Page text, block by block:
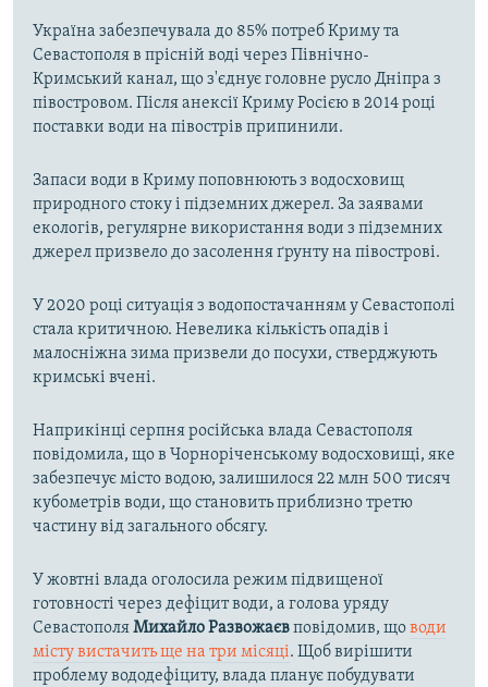
Україна забезпечувала до 85% потреб Криму та
Севастополя в прісній воді через Північно-
Кримський канал, що з'єднує головне русло Дніпра з
півостровом. Після анексії Криму Росією в 2014 році
поставки води на півострів припинили.
Запаси води в Криму поповнюють з водосховищ
природного стоку і підземних джерел. За заявами
екологів, регулярне використання води з підземних
джерел призвело до засолення ґрунту на півострові.
У 2020 році ситуація з водопостачанням у Севастополі
стала критичною. Невелика кількість опадів і
малосніжна зима призвели до посухи, стверджують
кримські вчені.
Наприкінці серпня російська влада Севастополя
повідомила, що в Чорноріченському водосховищі, яке
забезпечує місто водою, залишилося 22 млн 500 тисяч
кубометрів води, що становить приблизно третю
частину від загального обсягу.
У жовтні влада оголосила режим підвищеної
готовності через дефіцит води, а голова уряду
СевастополяМихайло Развожаєвповідомив, щоводи
місту вистачить ще на три місяці. Щоб вирішити
проблему вододефіциту, влада планує побудувати